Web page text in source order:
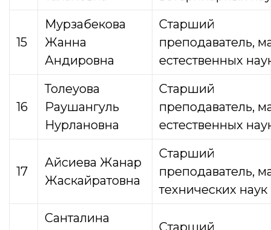
15
Мурзабекова
Жанна
Андировна
Старший
преподаватель,
естественных
16
Толеуова
Раушангуль
Нурлановна
Старший
преподаватель,
естественных
17
Айсиева Жанар
Жаскайратовна
Старший
преподаватель,
технических наук
Санталина
Старший